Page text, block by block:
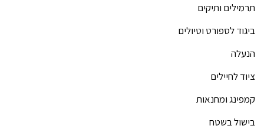
תרמילים ותיקים
ביגוד לספורט וטיולים
הנעלה
ציוד לחיילים
קמפינג ומחנאות
בישול בשטח